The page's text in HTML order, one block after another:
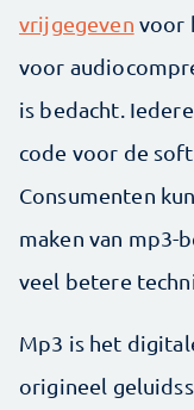
vrijgegeven voor
voor
is bedacht.
code voor de
Consumenten
maken van mp3-
veel betere
Mp3 is het
origineel